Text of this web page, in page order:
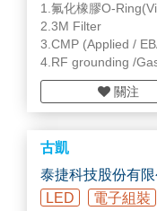
1.氟化橡膠O-
2.3M Filter
3.CMP (Applied /
4.RF grounding /
5.Driver /PCBrepair
6.Ceramic
7.塑膠材料加工
關注
古凱
泰捷科技股份有限
LED
電子組裝